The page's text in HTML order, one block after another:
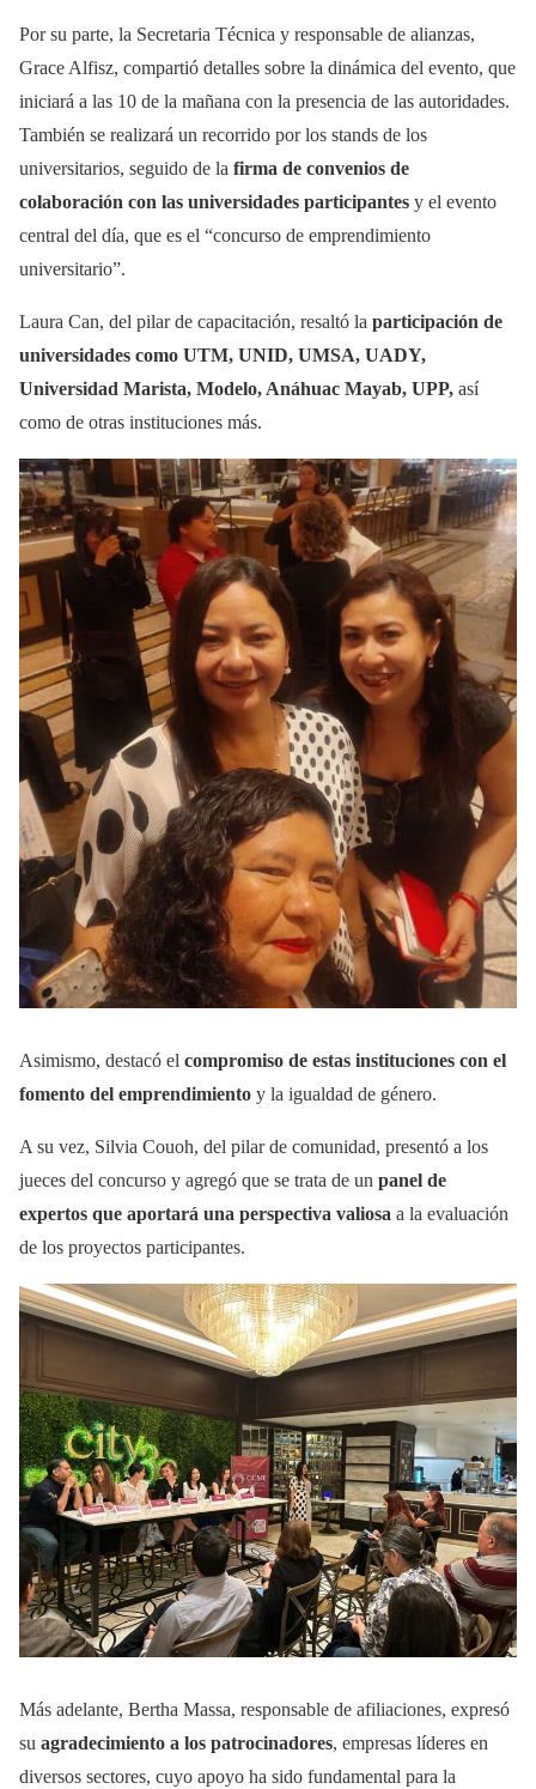
Por su parte, la Secretaria Técnica y responsable de alianzas,
Grace Alfisz, compartió detalles sobre la dinámica del evento, que
iniciará a las 10 de la mañana con la presencia de las autoridades.
También se realizará un recorrido por los stands de los
universitarios, seguido de la firma de convenios de
colaboración con las universidades participantes y el evento
central del día, que es el “concurso de emprendimiento
universitario”.
Laura Can, del pilar de capacitación, resaltó la participación de
universidades como UTM, UNID, UMSA, UADY,
Universidad Marista, Modelo, Anáhuac Mayab, UPP, así
como de otras instituciones más.
Asimismo, destacó el compromiso de estas instituciones con el
fomento del emprendimiento y la igualdad de género.
A su vez, Silvia Couoh, del pilar de comunidad, presentó a los
jueces del concurso y agregó que se trata de un panel de
expertos que aportará una perspectiva valiosa a la evaluación
de los proyectos participantes.
Más adelante, Bertha Massa, responsable de afiliaciones, expresó
su agradecimiento a los patrocinadores, empresas líderes en
diversos sectores, cuyo apoyo ha sido fundamental para la